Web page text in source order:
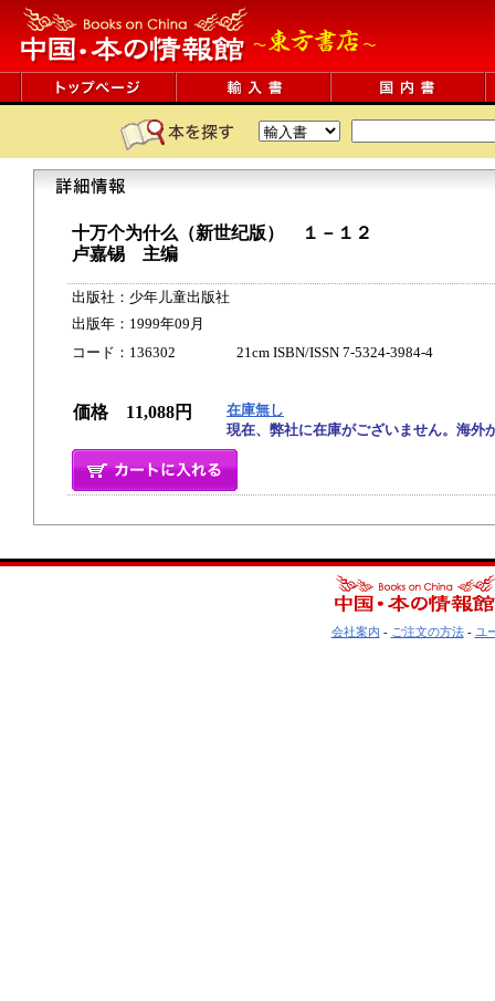
十万个为什么（新世纪版） １－１２
卢嘉锡 主编
出版社：少年儿童出版社
出版年：1999年09月
コード：136302 21cm ISBN/ISSN 7-5324-3984-4
価格 11,088円
在庫無し
現在、弊社に在庫がございません。海外
会社案内 - ご注文の方法- ユ